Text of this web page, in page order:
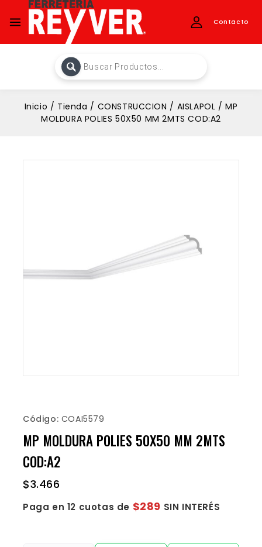
Contacto
Inicio / Tienda / CONSTRUCCION / AISLAPOL / MP
MOLDURA POLIES 50X50 MM 2MTS COD:A2
Código: COAI5579
MP MOLDURA POLIES 50X50 MM 2MTS
COD:A2
$3.466
Paga en 12 cuotas de $289 SIN INTERÉS